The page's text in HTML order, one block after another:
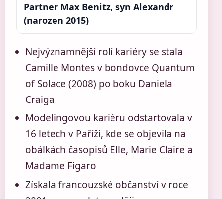
Partner Max Benitz, syn Alexandr
(narozen 2015)
Nejvýznamnější rolí kariéry se stala
Camille Montes v bondovce Quantum
of Solace (2008) po boku Daniela
Craiga
Modelingovou kariéru odstartovala v
16 letech v Paříži, kde se objevila na
obálkách časopisů Elle, Marie Claire a
Madame Figaro
Získala francouzské občanství v roce